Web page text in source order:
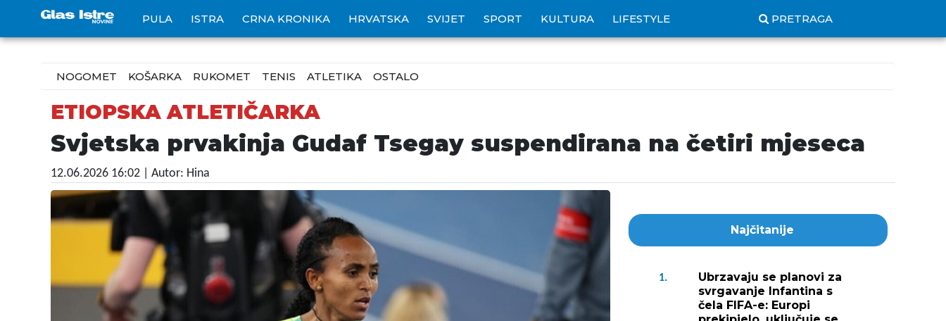
PULA ISTRA CRNA KRONIKA HRVATSKA SVIJET SPORT KULTURA LIFESTYLE PRETRAGA
NOGOMET KOŠARKA RUKOMET TENIS ATLETIKA OSTALO
ETIOPSKA ATLETIČARKA
Svjetska prvakinja Gudaf Tsegay suspendirana na četiri mjeseca
12.06.2026 16:02 | Autor: Hina
Najčitanije
1.
Ubrzavaju se planovi za
svrgavanje Infantina s
čela FIFA-e: Europi